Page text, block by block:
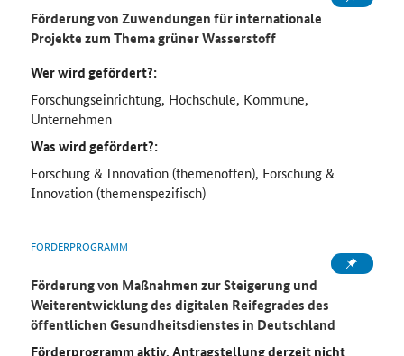
Förderung von Zuwendungen für internationale
Projekte zum Thema grüner Wasserstoff
Wer wird gefördert?:
Forschungseinrichtung, Hochschule, Kommune,
Unternehmen
Was wird gefördert?:
Forschung & Innovation (themenoffen), Forschung &
Innovation (themenspezifisch)
FÖRDERPROGRAMM
Förderung von Maßnahmen zur Steigerung und
Weiterentwicklung des digitalen Reifegrades des
öffentlichen Gesundheitsdienstes in Deutschland
Förderprogramm aktiv, Antragstellung derzeit nicht